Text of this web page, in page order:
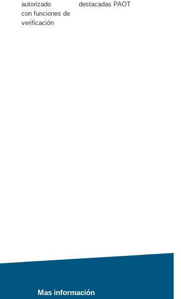
autorizado
con funciones de
verificación
destacadas PAOT
Mas información